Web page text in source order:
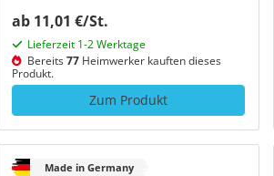
ab 11,01 €/St.
Lieferzeit 1-2 Werktage
Bereits77Heimwerker kauften dieses
Produkt.
Zum Produkt
Made in Germany